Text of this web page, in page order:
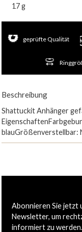
17 g
geprüfte Qualität
Beschreibung
Shattuckit Anhänger
blauGrößenverstellbar:
Abonnieren Sie jetzt
Newsletter, um
informiert zu werden.